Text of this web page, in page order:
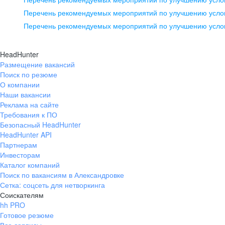
pr@ural.hh.ru
помещение 21
+7 383 207-94-64
pr@nsk.hh.ru
Перечень рекомендуемых мероприятий по улучшению
Перечень рекомендуемых мероприятий по улучшению
HeadHunter
Размещение вакансий
Поиск по резюме
О компании
Наши вакансии
Реклама на сайте
Требования к ПО
Безопасный HeadHunter
HeadHunter API
Партнерам
Инвесторам
Каталог компаний
Поиск по вакансиям в Александровке
Сетка: соцсеть для нетворкинга
Соискателям
hh PRO
Готовое резюме